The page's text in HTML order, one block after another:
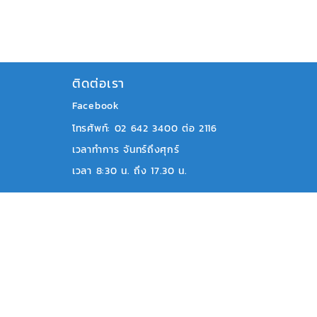
ติดต่อเรา
Facebook
โทรศัพท์: 02 642 3400 ต่อ 2116
เวลาทำการ จันทร์ถึงศุกร์
เวลา 8:30 น. ถึง 17.30 น.